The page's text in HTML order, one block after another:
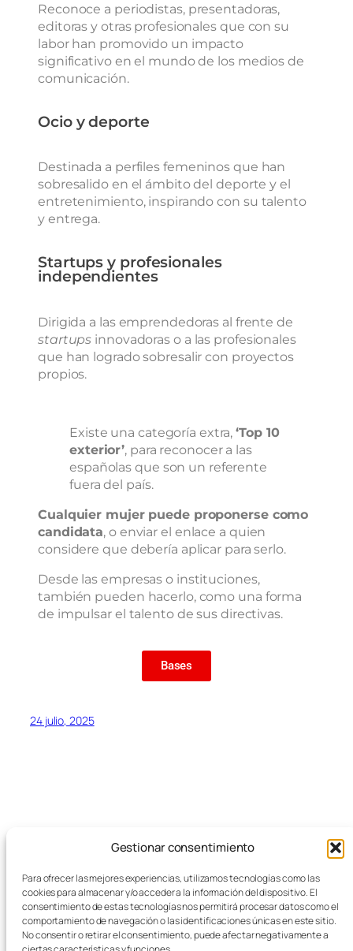
Gestionar consentimiento
Para ofrecer las mejores experiencias, utilizamos tecnologías como las
cookies para almacenar y/o acceder a la información del dispositivo. El
consentimiento de estas tecnologías nos permitirá procesar datos como el
comportamiento de navegación o las identificaciones únicas en este sitio.
No consentir o retirar el consentimiento, puede afectar negativamente a
Reconoce a periodistas, presentadoras,
editoras y otras profesionales que con su
labor han promovido un impacto
significativo en el mundo de los medios de
comunicación.
Ocio y deporte
Destinada a perfiles femeninos que han
sobresalido en el ámbito del deporte y el
entretenimiento, inspirandocon su talento
y entrega.
Startups y profesionales
independientes
Dirigida a las emprendedoras al frente de
startups innovadoras o a las profesionales
que han logrado sobresalir con proyectos
propios.
Existe una categoría extra,‘Top 10
exterior’, para reconocer a las
españolas que son un referente
fuera del país.
Cualquier mujer puede proponerse como
candidata, o enviar el enlace a quien
considere que debería aplicar para serlo.
Desde las empresas o instituciones,
también pueden hacerlo, como una forma
de impulsar el talento de sus directivas.
Bases
24 julio, 2025
FEMZ
Empresas del Metal
Blog
Acerca de
FAQs
Autores
Eventos
Tienda
Patrones
Temas